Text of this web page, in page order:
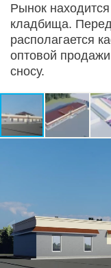
Рынок
кладбища.
располагается
оптовой
сносу.